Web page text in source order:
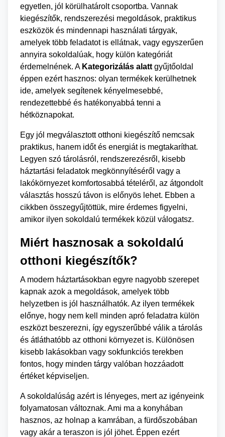
egyetlen, jól körülhatárolt csoportba. Vannak
kiegészítők, rendszerezési megoldások, praktikus
eszközök és mindennapi használati tárgyak,
amelyek több feladatot is ellátnak, vagy egyszerűen
annyira sokoldalúak, hogy külön kategóriát
érdemelnének. A Kategorizálás alatt gyűjtőoldal
éppen ezért hasznos: olyan termékek kerülhetnek
ide, amelyek segítenek kényelmesebbé,
rendezettebbé és hatékonyabbá tenni a
hétköznapokat.
Egy jól megválasztott otthoni kiegészítő nemcsak
praktikus, hanem időt és energiát is megtakaríthat.
Legyen szó tárolásról, rendszerezésről, kisebb
háztartási feladatok megkönnyítéséről vagy a
lakókörnyezet komfortosabbá tételéről, az átgondolt
választás hosszú távon is előnyös lehet. Ebben a
cikkben összegyűjtöttük, mire érdemes figyelni,
amikor ilyen sokoldalú termékek közül válogatsz.
Miért hasznosak a sokoldalú
otthoni kiegészítők?
A modern háztartásokban egyre nagyobb szerepet
kapnak azok a megoldások, amelyek több
helyzetben is jól használhatók. Az ilyen termékek
előnye, hogy nem kell minden apró feladatra külön
eszközt beszerezni, így egyszerűbbé válik a tárolás
és átláthatóbb az otthoni környezet is. Különösen
kisebb lakásokban vagy sokfunkciós terekben
fontos, hogy minden tárgy valóban hozzáadott
értéket képviseljen.
A sokoldalúság azért is lényeges, mert az igényeink
folyamatosan változnak. Ami ma a konyhában
hasznos, az holnap a kamrában, a fürdőszobában
vagy akár a teraszon is jól jöhet. Éppen ezért